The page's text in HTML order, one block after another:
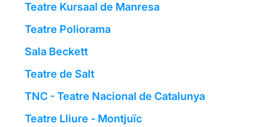
Teatre Kursaal de Manresa
Teatre Poliorama
Sala Beckett
Teatre de Salt
TNC - Teatre Nacional de Catalunya
Teatre Lliure - Montjuïc